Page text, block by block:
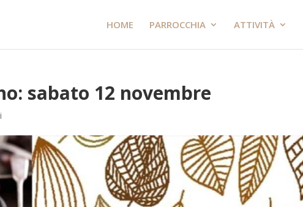
HOME PARROCCHIA ATTIVITÀ
sabato 12 novembre